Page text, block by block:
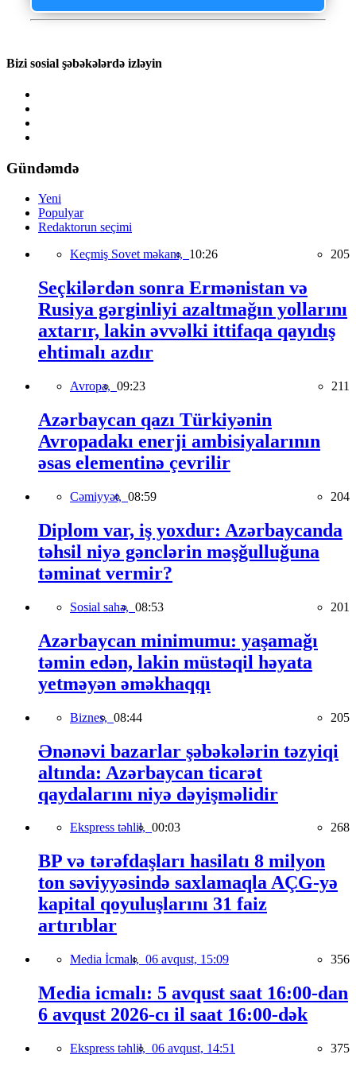
Bizi sosial şəbəkələrdə izləyin
Gündəmdə
Yeni
Populyar
Redaktorun seçimi
Keçmiş Sovet məkanı, 10:26 205
Seçkilərdən sonra Ermənistan və
Rusiya gərginliyi azaltmağın yollarını
axtarır, lakin əvvəlki ittifaqa qayıdış
ehtimalı azdır
Avropa, 09:23 211
Azərbaycan qazı Türkiyənin
Avropadakı enerji ambisiyalarının
əsas elementinə çevrilir
Cəmiyyət, 08:59 204
Diplom var, iş yoxdur: Azərbaycanda
təhsil niyə gənclərin məşğulluğuna
təminat vermir?
Sosial sahə, 08:53 201
Azərbaycan minimumu: yaşamağı
təmin edən, lakin müstəqil həyata
yetməyən əməkhaqqı
Biznes, 08:44 205
Ənənəvi bazarlar şəbəkələrin təzyiqi
altında: Azərbaycan ticarət
qaydalarını niyə dəyişməlidir
Ekspress təhlil, 00:03 268
BP və tərəfdaşları hasilatı 8 milyon
ton səviyyəsində saxlamaqla AÇG-yə
kapital qoyuluşlarını 31 faiz
artırıblar
Media İcmalı, 06 avqust, 15:09 356
Media icmalı: 5 avqust saat 16:00-dan
6 avqust 2026-cı il saat 16:00-dək
Ekspress təhlil, 06 avqust, 14:51 375